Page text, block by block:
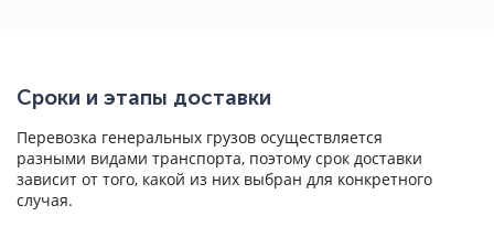
Сроки и этапы доставки
Перевозка генеральных грузов осуществляется
разными видами транспорта, поэтому срок доставки
зависит от того, какой из них выбран для конкретного
случая.